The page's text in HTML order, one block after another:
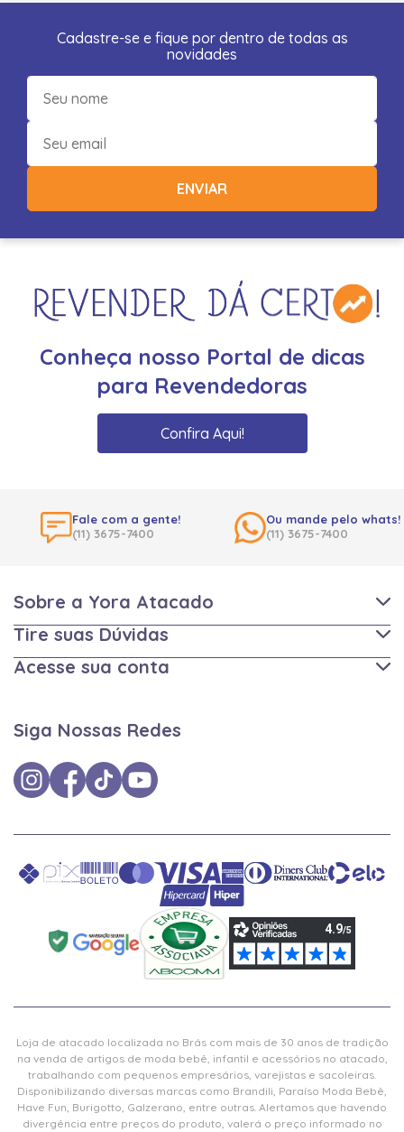
Cadastre-se e fique por dentro de todas as
novidades
ENVIAR
Conheça nosso Portal de dicas
para Revendedoras
Confira Aqui!
Fale com a gente!
(11) 3675-7400
Ou mande pelo whats!
(11) 3675-7400
Sobre a Yora Atacado
Tire suas Dúvidas
Acesse sua conta
Siga Nossas Redes
Loja de atacado localizada no Brás com mais de 30 anos de tradição
na venda de artigos de moda bebê, infantil e acessórios no atacado,
trabalhando com pequenos empresários, varejistas e sacoleiras.
Disponibilizando diversas marcas como Brandili, Paraíso Moda Bebê,
Have Fun, Burigotto, Galzerano, entre outras. Alertamos que havendo
divergência entre preços do produto, valerá o preço informado no